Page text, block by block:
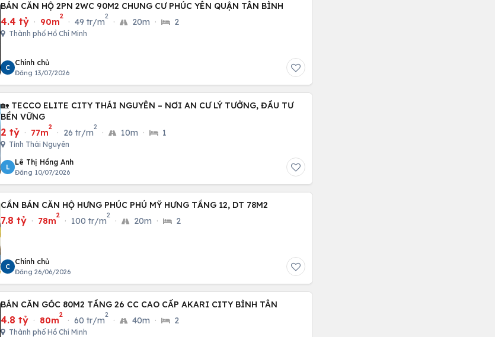
BÁN CĂN HỘ 2PN 2WC 90M2 CHUNG CƯ PHÚC YÊN QUẬN TÂN BÌNH
4.4 tỷ · 90m
2
· 49 tr/m
2
· 20m · 2
Thành phố Hồ Chí Minh
C
Chính chủ
Đăng 13/07/2026
🏡 TECCO ELITE CITY THÁI NGUYÊN – NƠI AN CƯ LÝ TƯỞNG, ĐẦU TƯ
BỀN VỮNG
2 tỷ · 77m
2
· 26 tr/m
2
· 10m · 1
Tỉnh Thái Nguyên
L
Lê Thị Hồng Anh
Đăng 10/07/2026
CẦN BÁN CĂN HỘ HƯNG PHÚC PHÚ MỸ HƯNG TẦNG 12, DT 78M2
7.8 tỷ · 78m
2
· 100 tr/m
2
· 20m · 2
C
Chính chủ
Đăng 26/06/2026
BÁN CĂN GÓC 80M2 TẦNG 26 CC CAO CẤP AKARI CITY BÌNH TÂN
4.8 tỷ · 80m
2
· 60 tr/m
2
· 40m · 2
Thành phố Hồ Chí Minh